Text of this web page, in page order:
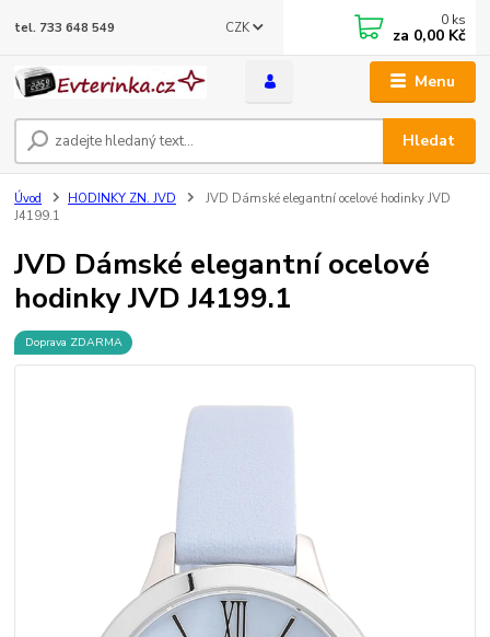
Menu
CZK
Hledat
tel. 733 648 549 0 ks
za 0,00 Kč
Úvod HODINKY ZN. JVD
JVD Dámské elegantní ocelové hodinky JVD
J4199.1
JVD Dámské elegantní ocelové
hodinky JVD J4199.1
Doprava ZDARMA